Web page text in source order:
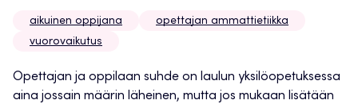
aikuinen oppijana
opettajan ammattietiikka
vuorovaikutus
Opettajan ja oppilaan suhde on laulun yksilöopetuksessa
aina jossain määrin läheinen, mutta jos mukaan lisätään